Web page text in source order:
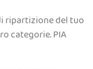
ripartizione del tuo
categorie. PIA